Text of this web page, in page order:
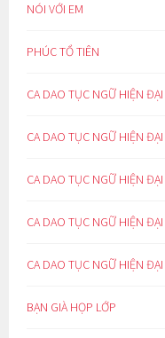
NÓI VỚI EM
PHÚC TỔ TIÊN
CA DAO TỤC NGỮ HIỆN
CA DAO TỤC NGỮ HIỆN
CA DAO TỤC NGỮ HIỆN
CA DAO TỤC NGỮ HIỆN
CA DAO TỤC NGỮ HIỆN ĐẠI
BẠN GIÀ HỌP LỚP